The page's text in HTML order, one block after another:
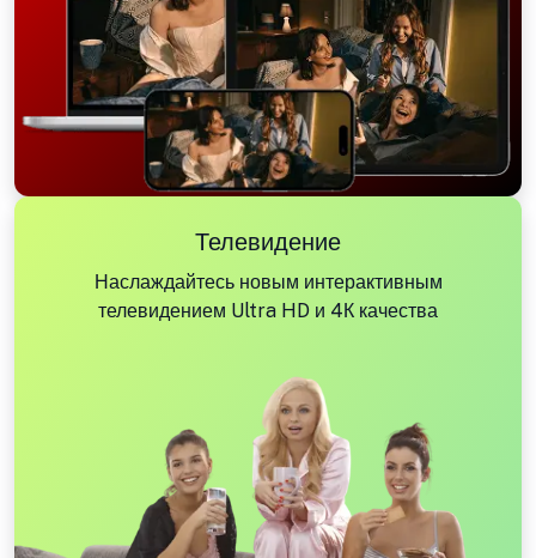
Телевидение
Наслаждайтесь новым интерактивным
телевидением Ultra HD и 4К качества